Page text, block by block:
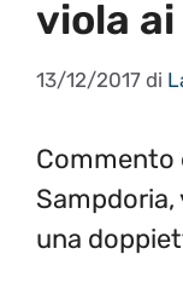
viola
13/12/2017 di
Commento
Sampdoria,
una